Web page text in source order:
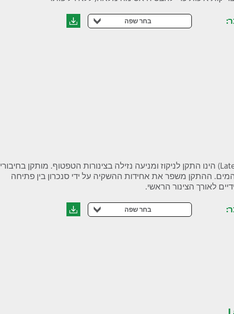
בחר שפה
אל נגר שלוחה (Lateral LPD) הינו התקן לניקוז ומניעה נזילה בצינורות הטפטוף. מותקן בחיבורי
ההתקן משפר את אחידות ההשקיה על ידי סנכרון בין פתיחה
לאורך הצינור הראשי.
בחר שפה